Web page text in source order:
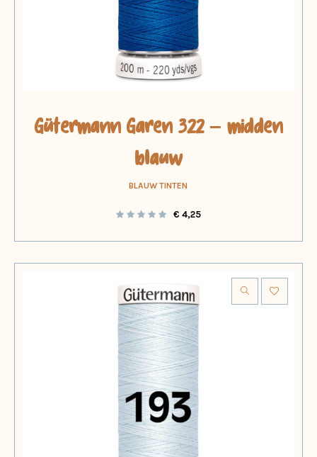
Gütermann Garen 322 – midden
blauw
BLAUW TINTEN
€ 4,25